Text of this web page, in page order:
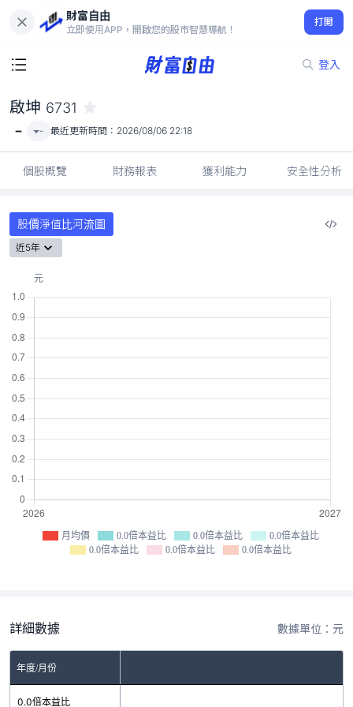
財富自由
立即使用APP，開啟您的股市智慧導航！
打開
登入
-
啟坤 6731
- - 最近更新時間： 2026/08/06 22:18
個股概覽 財務報表 獲利能力 安全性分析
股價淨值比河流圖
近5年
月均價 0.0倍本益比 0.0倍本益比
0.0倍本益比
0.0倍本益比
0.0倍本益比 0.0倍本益比
詳細數據 數據單位：元
年度/月份
0.0倍本益比